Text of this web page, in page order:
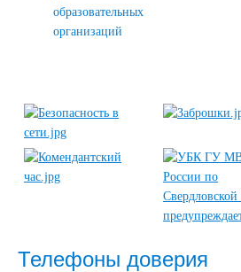
образовательных
организаций
Телефоны доверия